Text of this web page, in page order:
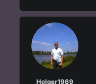
Holger1969